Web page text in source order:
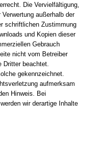
Die Vervielfältigung,
außerhalb der
schriftlichen Zustimmung
und Kopien dieser
Gebrauch
nicht vom Betreiber
Dritter beachtet.
gekennzeichnet.
aufmerksam
Hinweis. Bei
wir derartige Inhalte